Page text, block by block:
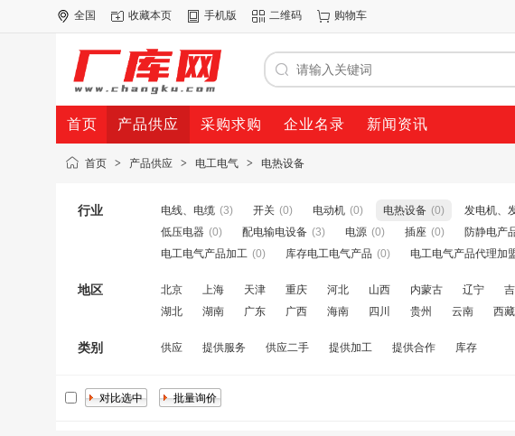
全国 收藏本页 手机版 二维码 购物车
首页 产品供应 采购求购 企业名录 新闻资讯
首页 > 产品供应 > 电工电气 > 电热设备
行业 电线、电缆 (3) 开关 (0) 电动机 (0) 电热设备 (0) 发电机、
低压电器 (0) 配电输电设备 (3) 电源 (0) 插座 (0) 防静电产
电工电气产品加工 (0) 库存电工电气产品 (0) 电工电气产品代理加
地区 北京 上海 天津 重庆 河北 山西 内蒙古 辽宁
湖北
湖南 广东 广西 海南 四川 贵州 云南 西藏
类别 供应 提供服务 供应二手 提供加工 提供合作 库存